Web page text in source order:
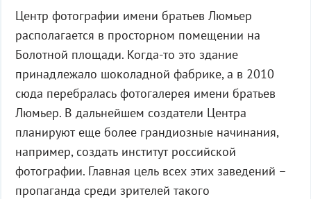
Центр фотографии имени братьев Люмьер
располагается в просторном помещении на
Болотной площади. Когда-то это здание
принадлежало шоколадной фабрике, а в 2010
сюда перебралась фотогалерея имени братьев
Люмьер. В дальнейшем создатели Центра
планируют еще более грандиозные начинания,
например, создать институт российской
фотографии. Главная цель всех этих заведений –
пропаганда среди зрителей такого